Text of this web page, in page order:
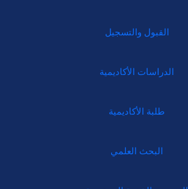
القبول والتسجيل
الدراسات الأكاديمية
طلبة الأكاديمية
البحث العلمي